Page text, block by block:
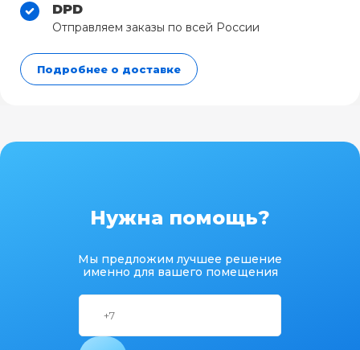
DPD
Отправляем заказы по всей России
Подробнее о доставке
Нужна помощь?
Мы предложим лучшее решение
именно для вашего помещения